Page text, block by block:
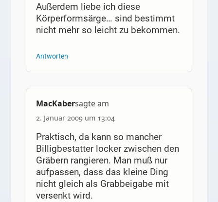
Außerdem liebe ich diese
Körperformsärge… sind bestimmt
nicht mehr so leicht zu bekommen.
Antworten
MacKabersagte am
2. Januar 2009 um 13:04
Praktisch, da kann so mancher
Billigbestatter locker zwischen den
Gräbern rangieren. Man muß nur
aufpassen, dass das kleine Ding
nicht gleich als Grabbeigabe mit
versenkt wird.